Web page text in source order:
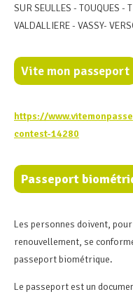
SUR SEULLES - TOUQUES -
VALDALLIERE - VASSY-
Vite mon passeport
https://
contest-14280
Passeport
Les personnes doivent,
renouvellement, se
passeport biométrique.
Le passeport est un